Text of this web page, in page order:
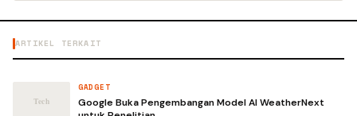
ARTIKEL TERKAIT
GADGET
Google Buka Pengembangan Model AI WeatherNext